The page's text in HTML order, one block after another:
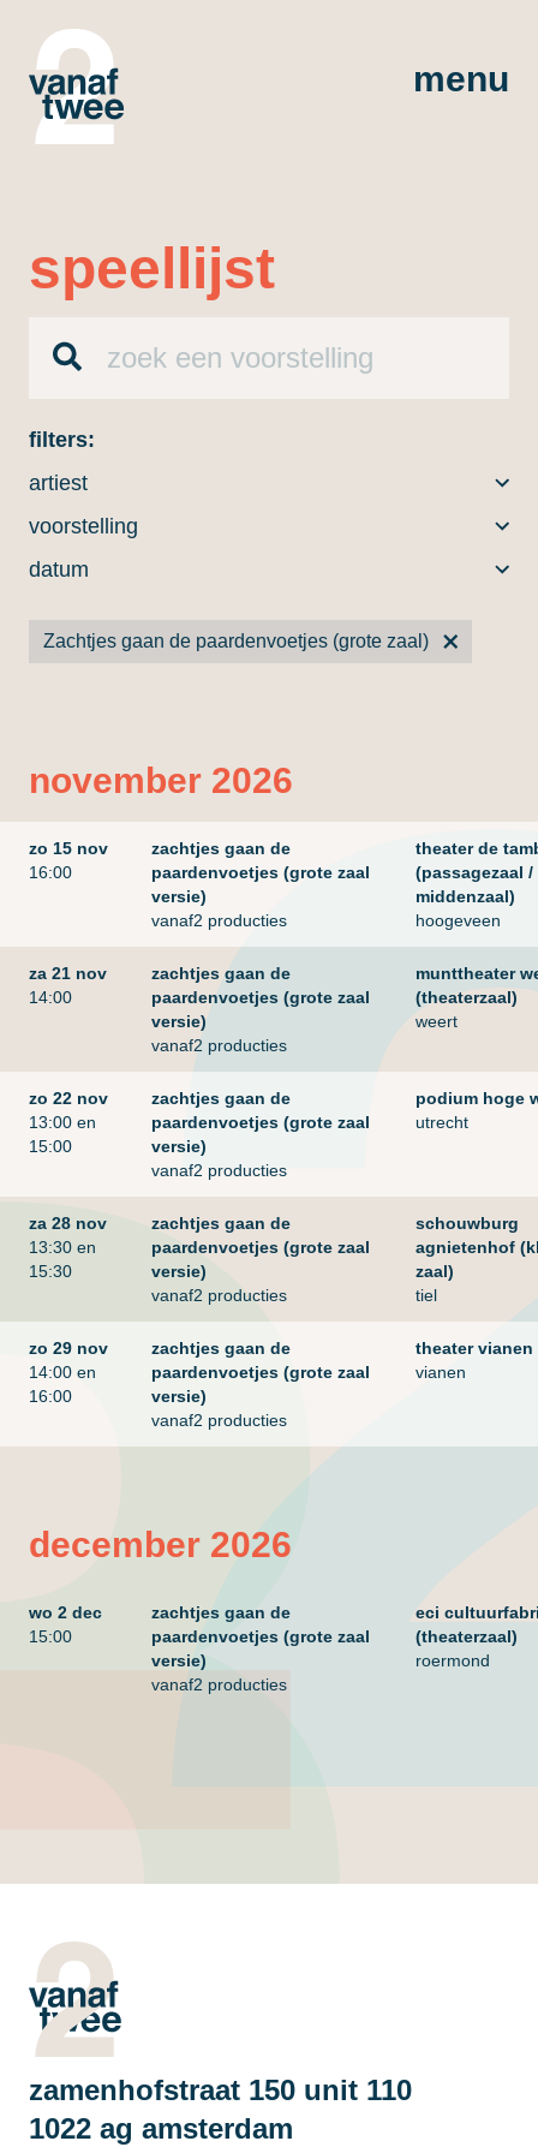
menu
speellijst
filters:
artiest
voorstelling
datum
Zachtjes gaan de paardenvoetjes (grote zaal)
november 2026
zo 15 nov
16:00
zachtjes gaan de
paardenvoetjes (grote zaal
versie)
vanaf2 producties
theater de
(passagezaal /
middenzaal)
hoogeveen
za 21 nov
14:00
zachtjes gaan de
paardenvoetjes (grote zaal
versie)
vanaf2 producties
munttheater
(theaterzaal)
weert
zo 22 nov
13:00 en
15:00
zachtjes gaan de
paardenvoetjes (grote zaal
versie)
vanaf2 producties
podium hoge
utrecht
za 28 nov
13:30 en
15:30
zachtjes gaan de
paardenvoetjes (grote zaal
versie)
vanaf2 producties
schouwburg
agnietenhof
zaal)
tiel
zo 29 nov
14:00 en
16:00
zachtjes gaan de
paardenvoetjes (grote zaal
versie)
vanaf2 producties
theater vianen
vianen
december 2026
wo 2 dec
15:00
zachtjes gaan de
paardenvoetjes (grote zaal
versie)
vanaf2 producties
eci
(theaterzaal)
roermond
zamenhofstraat 150 unit 110
1022 ag amsterdam